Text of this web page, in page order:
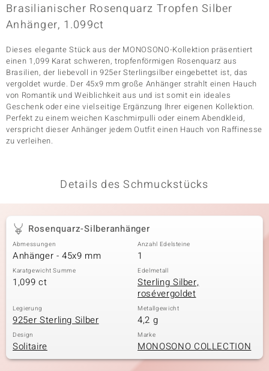
Classics
Brasilianischer Rosenquarz Tropfen Silber
Anhänger, 1.099ct
Dieses elegante Stück aus der MONOSONO-Kollektion präsentiert
einen 1,099 Karat schweren, tropfenförmigen Rosenquarz aus
Brasilien, der liebevoll in 925er Sterlingsilber eingebettet ist, das
vergoldet wurde. Der 45x9 mm große Anhänger strahlt einen Hauch
von Romantik und Weiblichkeit aus und ist somit ein ideales
Geschenk oder eine vielseitige Ergänzung Ihrer eigenen Kollektion.
Perfekt zu einem weichen Kaschmirpulli oder einem Abendkleid,
verspricht dieser Anhänger jedem Outfit einen Hauch von Raffinesse
zu verleihen.
Details des Schmuckstücks
Rosenquarz-Silberanhänger
Abmessungen
Anhänger - 45x9 mm
Anzahl Edelsteine
1
Karatgewicht Summe
1,099 ct
Edelmetall
Sterling Silber,
rosévergoldet
Legierung
925er Sterling Silber
Metallgewicht
4,2 g
Design
Solitaire
Marke
MONOSONO COLLECTION